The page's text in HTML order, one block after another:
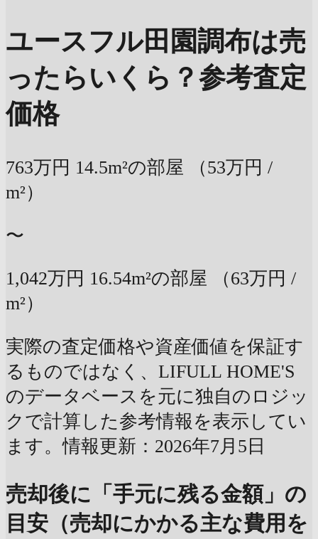
ユースフル田園調布は売
ったらいくら？参考査定
価格
763万円 14.5m²の部屋
（53万円 /
m²）
〜
1,042万円 16.54m²の部屋
（63万円 /
m²）
実際の査定価格や資産価値を保証す
るものではなく、LIFULL HOME'S
のデータベースを元に独自のロジッ
クで計算した参考情報を表示してい
ます。情報更新：2026年7月5日
売却後に「手元に残る金額」の
目安（売却にかかる主な費用を